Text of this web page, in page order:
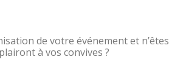
de votre événement et n’êtes
à vos convives ?